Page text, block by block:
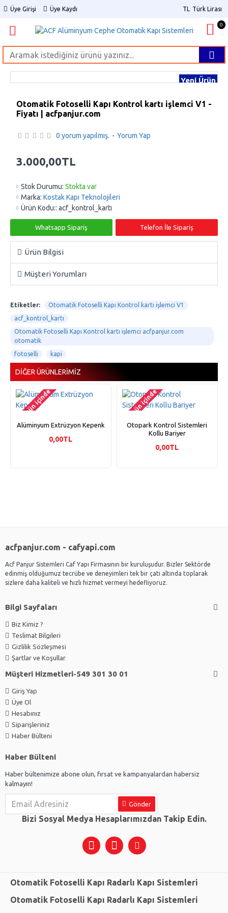
Üye Girişi Üye Kaydı TL Türk Lirası
0
Yeni Ürün
Otomatik Fotoselli Kapı Kontrol kartı işlemci V1 -
Fiyatı | acfpanjur.com
Stok Durumu: Stokta var
Marka: Kostak Kapı Teknolojileri
Ürün Kodu:: acf_kontrol_kartı
0 yorum yapılmış. - Yorum Yap
3.000,00TL
Whatsapp Sipariş Telefon İle Sipariş
Ürün Bilgisi
Müşteri Yorumları
Etiketler:
Otomatik Fotoselli Kapı Kontrol kartı işlemci V1
acf_kontrol_kartı
Otomatik Fotoselli Kapı Kontrol kartı işlemci acfpanjur.com
otomatik
fotoselli
kapi
DIĞER ÜRÜNLERIMIZ
2-3 gün içinde
Alüminyum Extrüzyon Kepenk
0,00TL
2-3 gün içinde
Otopark Kontrol Sistemleri
Kollu Bariyer
0,00TL
acfpanjur.com - cafyapi.com
Acf Panjur Sistemleri Caf Yapı Firmasının bir kuruluşudur. Bizler Sektörde
edinmiş olduğumuz tecrübe ve deneyimleri tek bir çatı altında toplarak
sizlere daha kaliteli ve hızlı hizmet vermeyi hedefliyoruz.
Bilgi Sayfaları
Biz Kimiz ?
Teslimat Bilgileri
Gizlilik Sözleşmesi
Şartlar ve Koşullar
Müşteri Hizmetleri-549 301 30 01
Giriş Yap
Üye Ol
Hesabınız
Siparişleriniz
Haber Bülteni
Haber Bülteni
Haber bültenimize abone olun, fırsat ve kampanyalardan habersiz
kalmayın!
Gönder
Bizi Sosyal Medya Hesaplarımızdan Takip Edin.
Otomatik Fotoselli Kapı Radarlı Kapı Sistemleri
Otomatik Fotoselli Kapı Radarlı Kapı Sistemleri